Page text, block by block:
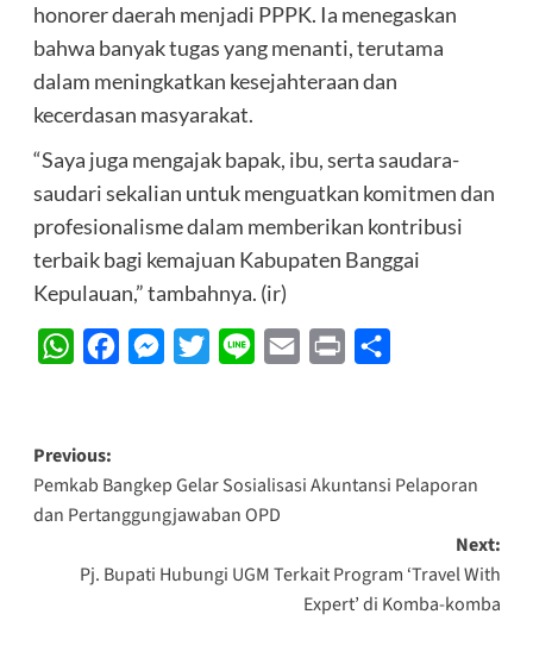
honorer daerah menjadi PPPK. Ia menegaskan
bahwa banyak tugas yang menanti, terutama
dalam meningkatkan kesejahteraan dan
kecerdasan masyarakat.
“Saya juga mengajak bapak, ibu, serta saudara-
saudari sekalian untuk menguatkan komitmen dan
profesionalisme dalam memberikan kontribusi
terbaik bagi kemajuan Kabupaten Banggai
Kepulauan,” tambahnya. (ir)
WhatsAppFacebookMessenger
Twitter Line Email Print
Post
navigation
Previous:
Pemkab Bangkep Gelar Sosialisasi Akuntansi Pelaporan
dan Pertanggungjawaban OPD
Next:
Pj. Bupati Hubungi UGM Terkait Program ‘Travel With
Expert’ di Komba-komba